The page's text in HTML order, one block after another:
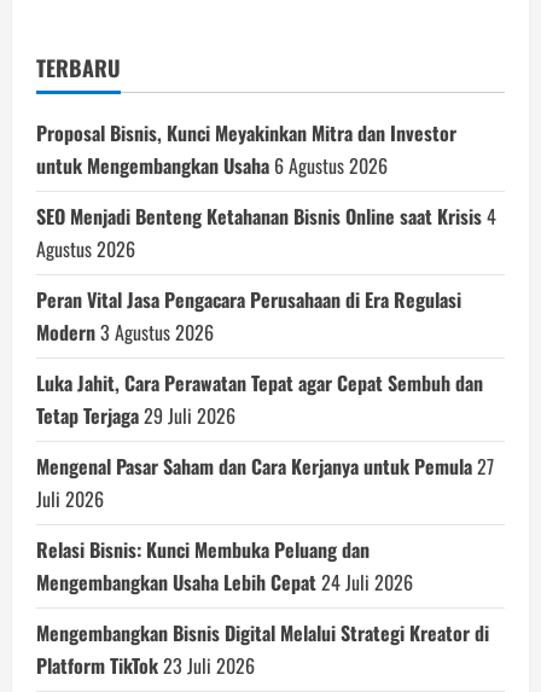
Tanpa
dengan
Mudah
TERBARU
Proposal Bisnis, Kunci Meyakinkan Mitra dan Investor
untuk Mengembangkan Usaha 6 Agustus 2026
SEO Menjadi Benteng Ketahanan Bisnis Online saat Krisis4
Agustus 2026
Peran Vital Jasa Pengacara Perusahaan di Era Regulasi
Modern3 Agustus 2026
Luka Jahit, Cara Perawatan Tepat agar Cepat Sembuh dan
Tetap Terjaga29 Juli 2026
Mengenal Pasar Saham dan Cara Kerjanya untuk Pemula27
Juli 2026
Relasi Bisnis: Kunci Membuka Peluang dan
Mengembangkan Usaha Lebih Cepat24 Juli 2026
Mengembangkan Bisnis Digital Melalui Strategi Kreator di
Platform TikTok23 Juli 2026